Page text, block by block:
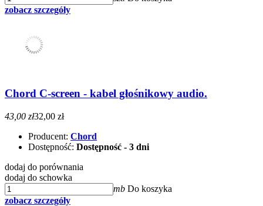
zobacz szczegóły
Chord C-screen - kabel głośnikowy audio.
43,00 zł32,00 zł
Producent: Chord
Dostępność: Dostępność - 3 dni
dodaj do porównania
dodaj do schowka
mb Do koszyka
zobacz szczegóły